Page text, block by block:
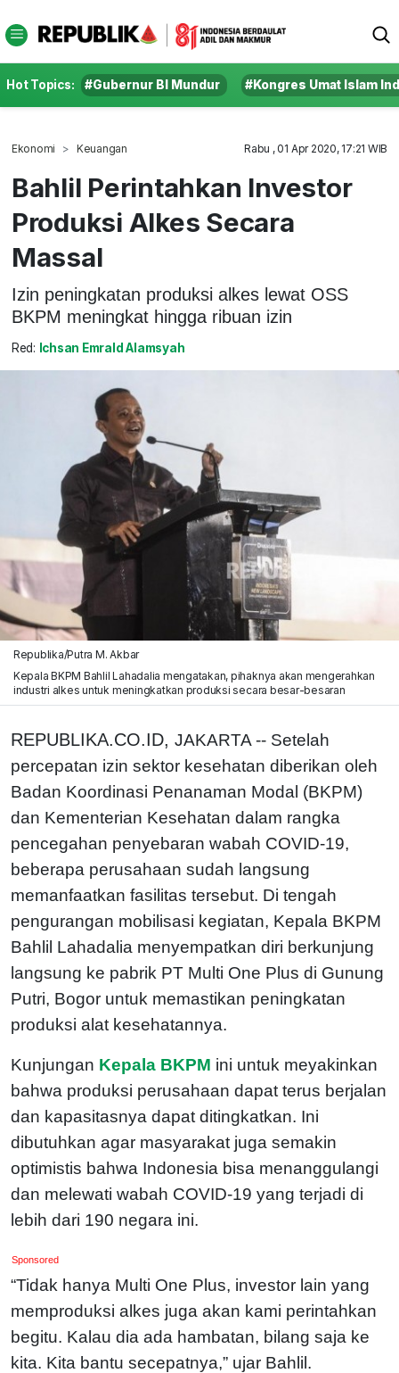
Hot Topics: #Gubernur BI Mundur #Kongres Umat Islam
Ekonomi Keuangan Rabu , 01 Apr 2020, 17:21 WIB
Bahlil Perintahkan Investor
Produksi Alkes Secara
Massal
Izin peningkatan produksi alkes lewat OSS
BKPM meningkat hingga ribuan izin
Red: Ichsan Emrald Alamsyah
Republika/Putra M. Akbar
Kepala BKPM Bahlil Lahadalia mengatakan, pihaknya akan mengerahkan
industri alkes untuk meningkatkan produksi secara besar-besaran
REPUBLIKA.CO.ID, JAKARTA -- Setelah
percepatan izin sektor kesehatan diberikan oleh
Badan Koordinasi Penanaman Modal (BKPM)
dan Kementerian Kesehatan dalam rangka
pencegahan penyebaran wabah COVID-19,
beberapa perusahaan sudah langsung
memanfaatkan fasilitas tersebut. Di tengah
pengurangan mobilisasi kegiatan, Kepala BKPM
Bahlil Lahadalia menyempatkan diri berkunjung
langsung ke pabrik PT Multi One Plus di Gunung
Putri, Bogor untuk memastikan peningkatan
produksi alat kesehatannya.
Kunjungan Kepala BKPM ini untuk meyakinkan
bahwa produksi perusahaan dapat terus berjalan
dan kapasitasnya dapat ditingkatkan. Ini
dibutuhkan agar masyarakat juga semakin
optimistis bahwa Indonesia bisa menanggulangi
dan melewati wabah COVID-19 yang terjadi di
lebih dari 190 negara ini.
Sponsored
“Tidak hanya Multi One Plus, investor lain yang
memproduksi alkes juga akan kami perintahkan
begitu. Kalau dia ada hambatan, bilang saja ke
kita. Kita bantu secepatnya,” ujar Bahlil.